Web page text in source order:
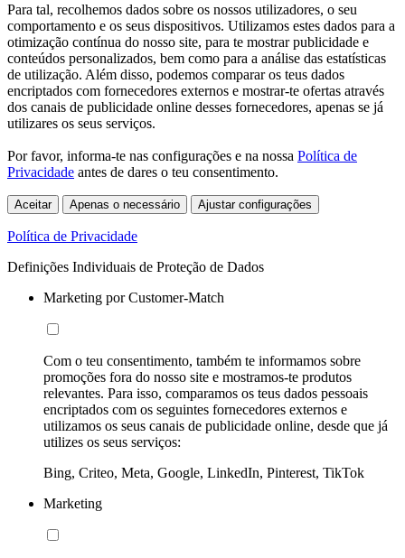
Para tal, recolhemos dados sobre os nossos utilizadores, o seu
comportamento e os seus dispositivos. Utilizamos estes dados para a
otimização contínua do nosso site, para te mostrar publicidade e
conteúdos personalizados, bem como para a análise das estatísticas
de utilização. Além disso, podemos comparar os teus dados
encriptados com fornecedores externos e mostrar-te ofertas através
dos canais de publicidade online desses fornecedores, apenas se já
utilizares os seus serviços.
Por favor, informa-te nas configurações e na nossa Política de
Privacidade antes de dares o teu consentimento.
Aceitar Apenas o necessário Ajustar configurações
Política de Privacidade
Definições Individuais de Proteção de Dados
Marketing por Customer-Match
Com o teu consentimento, também te informamos sobre
promoções fora do nosso site e mostramos-te produtos
relevantes. Para isso, comparamos os teus dados pessoais
encriptados com os seguintes fornecedores externos e
utilizamos os seus canais de publicidade online, desde que já
utilizes os seus serviços:
Bing, Criteo, Meta, Google, LinkedIn, Pinterest, TikTok
Marketing